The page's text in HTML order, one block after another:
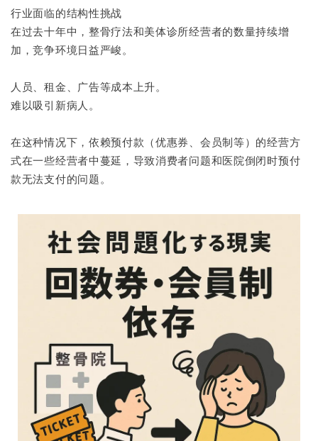
行业面临的结构性挑战
在过去十年中，整骨疗法和美体诊所经营者的数量持续增
加，竞争环境日益严峻。
人员、租金、广告等成本上升。
难以吸引新病人。
在这种情况下，依赖预付款（优惠券、会员制等）的经营方
式在一些经营者中蔓延，导致消费者问题和医院倒闭时预付
款无法支付的问题。